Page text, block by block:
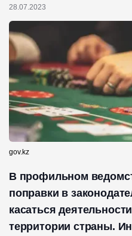
28.07.2023
gov.kz
В профильном
поправки в
касаться
территории страны.